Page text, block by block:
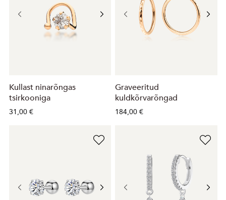
Kullast ninarõngas
tsirkooniga
31,00 €
Graveeritud
kuldkõrvarõngad
184,00 €